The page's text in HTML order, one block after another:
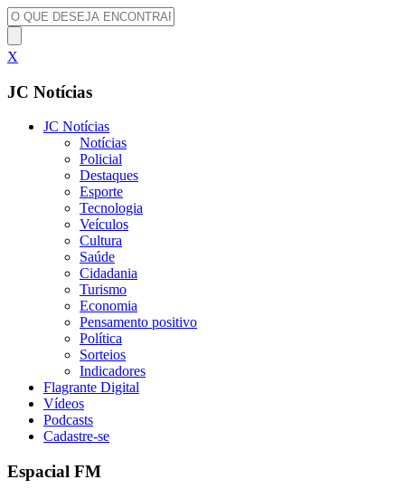
X
JC Notícias
JC Notícias
Notícias
Policial
Destaques
Esporte
Tecnologia
Veículos
Cultura
Saúde
Cidadania
Turismo
Economia
Pensamento positivo
Política
Sorteios
Indicadores
Flagrante Digital
Vídeos
Podcasts
Cadastre-se
Espacial FM